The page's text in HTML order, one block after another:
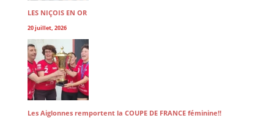
LES NIÇOIS EN OR
20 juillet, 2026
Les Aiglonnes remportent la COUPE DE FRANCE féminine!!